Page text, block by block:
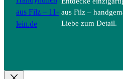
aus Filz – 11-
lein.de
aus Filz –
Liebe zum Detail.